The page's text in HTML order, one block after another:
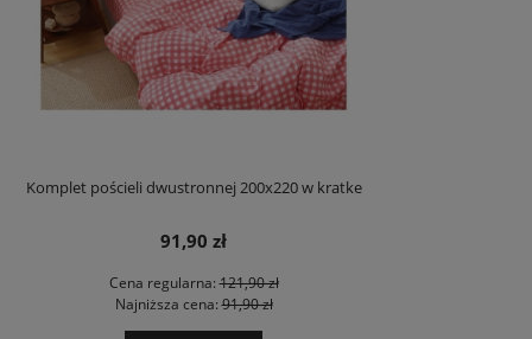
Komplet pościeli dwustronnej 200x220 w kratke
91,90 zł
Cena regularna:121,90 zł
Najniższa cena:91,90 zł